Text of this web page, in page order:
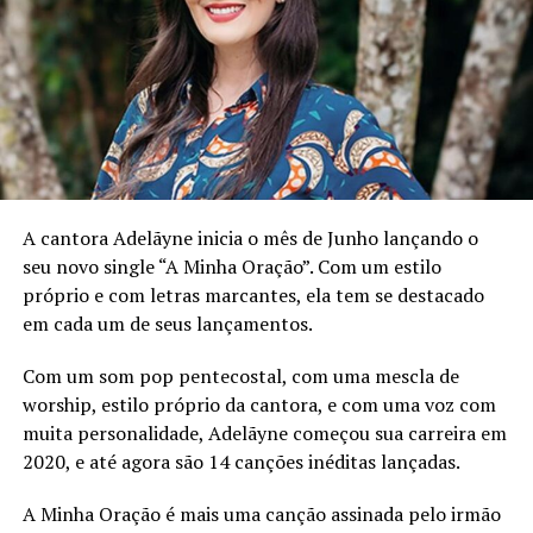
A interação calorosa com a plateia foi uma
característica marcante do show, demonstrando a
conexão genuína entre o artista e seus admiradores. O
cantor expressou sua gratidão por estar presente
naquela noite especial e a importância de celebrar a
virada do ano com música e alegria.
O espetáculo contou ainda com momentos
surpreendentes, incluindo participações especiais e
A cantora Adelãyne inicia o mês de Junho lançando o
seu novo single “A Minha Oração”. Com um estilo
próprio e com letras marcantes, ela tem se destacado
em cada um de seus lançamentos.
Com um som pop pentecostal, com uma mescla de
worship, estilo próprio da cantora, e com uma voz com
muita personalidade, Adelãyne começou sua carreira em
2020, e até agora são 14 canções inéditas lançadas.
A Minha Oração é mais uma canção assinada pelo irmão